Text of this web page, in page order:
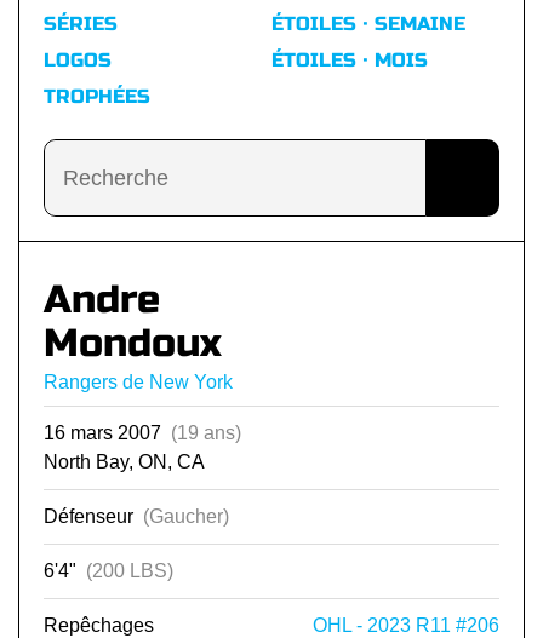
SÉRIES
LOGOS
TROPHÉES
ÉTOILES · SEMAINE
ÉTOILES · MOIS
Andre
Mondoux
Rangers de New York
16 mars 2007 (19 ans)
North Bay, ON, CA
Défenseur (Gaucher)
6'4" (200 LBS)
Repêchages OHL - 2023 R11 #206